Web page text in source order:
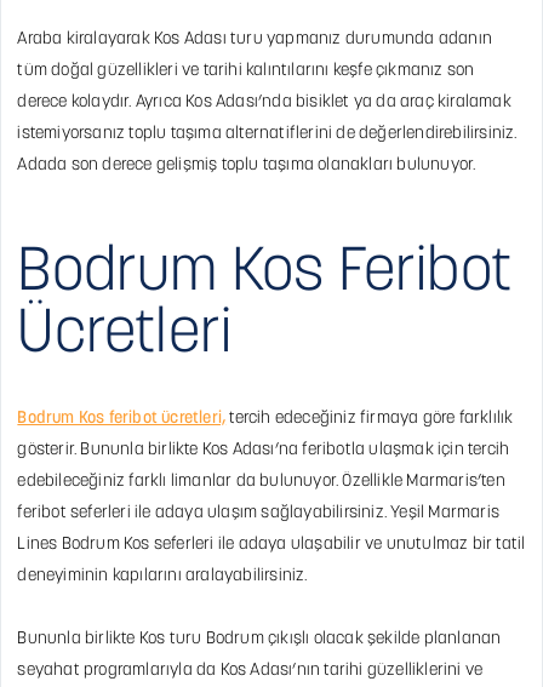
Araba kiralayarak Kos Adası turu yapmanız durumunda adanın
tüm doğal güzellikleri ve tarihi kalıntılarını keşfe çıkmanız son
derece kolaydır. Ayrıca Kos Adası’nda bisiklet ya da araç kiralamak
istemiyorsanız toplu taşıma alternatiflerini de değerlendirebilirsiniz.
Adada son derece gelişmiş toplu taşıma olanakları bulunuyor.
Bodrum Kos Feribot
Ücretleri
Bodrum Kos feribot ücretleri, tercih edeceğiniz firmaya göre farklılık
gösterir. Bununla birlikte Kos Adası’na feribotla ulaşmak için tercih
edebileceğiniz farklı limanlar da bulunuyor. Özellikle Marmaris’ten
feribot seferleri ile adaya ulaşım sağlayabilirsiniz. Yeşil Marmaris
Lines Bodrum Kos seferleri ile adaya ulaşabilir ve unutulmaz bir tatil
deneyiminin kapılarını aralayabilirsiniz.
Bununla birlikte Kos turu Bodrum çıkışlı olacak şekilde planlanan
seyahat programlarıyla da Kos Adası’nın tarihi güzelliklerini ve